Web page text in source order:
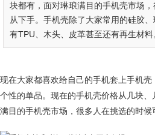
块都有，面对琳琅满目的手机壳市场
从下手。手机壳除了大家常用的硅胶
有TPU、木头、皮革甚至还有再生材料
现在大家都喜欢给自己的手机套上手机
个性的单品。现在的手机壳价格从几块
满目的手机壳市场，很多人在挑选的时候